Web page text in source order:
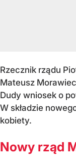
Rzecznik rządu
Mateusz
Dudy wniosek o
W składzie
kobiety.
Nowy rząd